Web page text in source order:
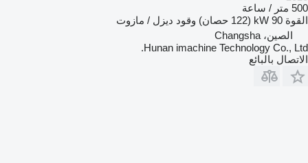
500 متر / ساعة
القوة 90 kW (122 حصان) وقود ديزل / مازوت
الصين، Changsha
Hunan imachine Technology Co., Ltd.
الاتصال بالبائع